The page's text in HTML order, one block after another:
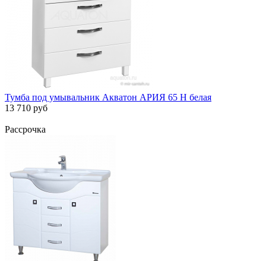
Тумба под умывальник Акватон АРИЯ 65 Н белая
13 710 руб
Рассрочка